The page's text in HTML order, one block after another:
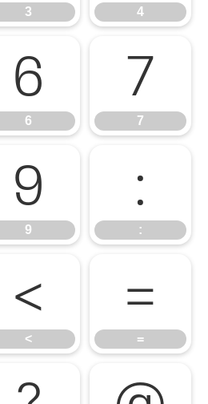
3 4
6
6
7
7
9
9
:
:
<
<
=
=